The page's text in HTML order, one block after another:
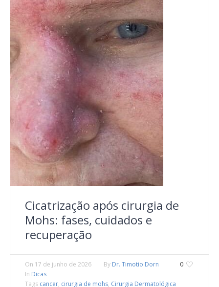
Cicatrização após cirurgia de
Mohs: fases, cuidados e
recuperação
0
On 17 de junho de 2026 By Dr. Timotio Dorn
In Dicas
Tags cancer, cirurgia de mohs, Cirurgia Dermatológica